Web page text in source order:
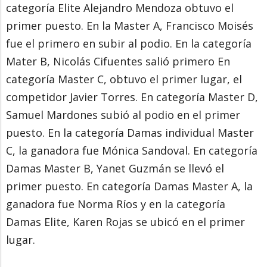
categoría Elite Alejandro Mendoza obtuvo el
primer puesto. En la Master A, Francisco Moisés
fue el primero en subir al podio. En la categoría
Mater B, Nicolás Cifuentes salió primero En
categoría Master C, obtuvo el primer lugar, el
competidor Javier Torres. En categoría Master D,
Samuel Mardones subió al podio en el primer
puesto. En la categoría Damas individual Master
C, la ganadora fue Mónica Sandoval. En categoría
Damas Master B, Yanet Guzmán se llevó el
primer puesto. En categoría Damas Master A, la
ganadora fue Norma Ríos y en la categoría
Damas Elite, Karen Rojas se ubicó en el primer
lugar.